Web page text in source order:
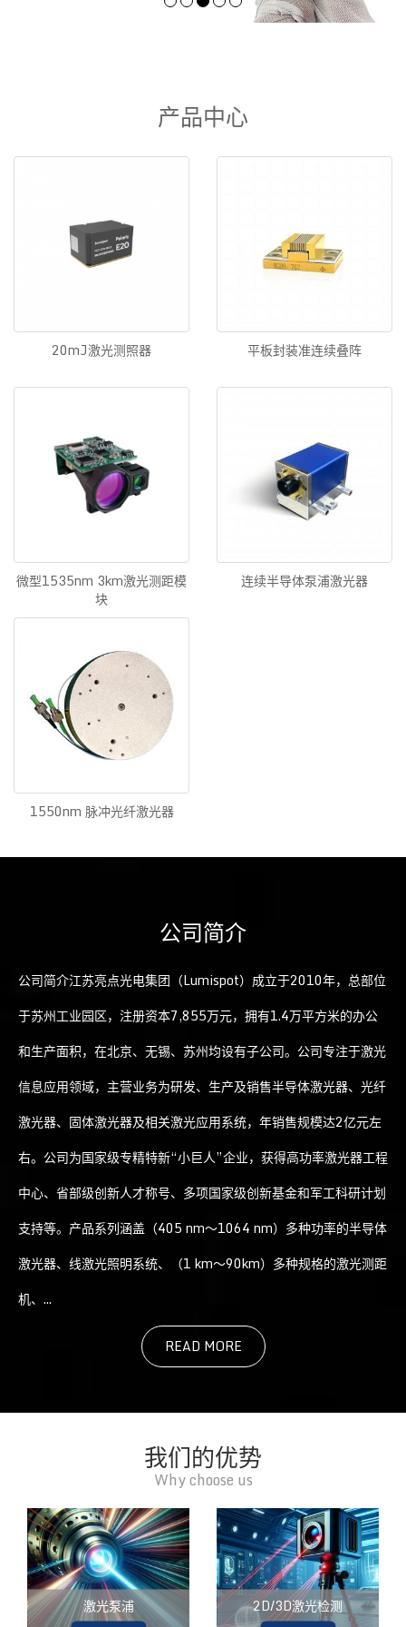
产品中心
20mJ激光测照器 平板封装准连续叠阵
微型1535nm 3km激光测距模
块
连续半导体泵浦激光器
1550nm 脉冲光纤激光器
公司简介
公司简介江苏亮点光电集团（Lumispot）成立于2010年，总部位
于苏州工业园区，注册资本7,855万元，拥有1.4万平方米的办公
和生产面积，在北京、无锡、苏州均设有子公司。公司专注于激光
信息应用领域，主营业务为研发、生产及销售半导体激光器、光纤
激光器、固体激光器及相关激光应用系统，年销售规模达2亿元左
右。公司为国家级专精特新“小巨人”企业，获得高功率激光器工程
中心、省部级创新人才称号、多项国家级创新基金和军工科研计划
支持等。产品系列涵盖（405 nm～1064 nm）多种功率的半导体
激光器、线激光照明系统、（1 km～90km）多种规格的激光测距
机、...
READ MORE
我们的优势
Why choose us
激光泵浦 2D/3D激光检测